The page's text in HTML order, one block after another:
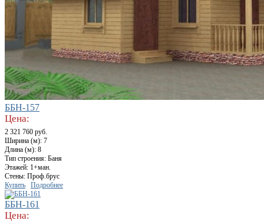
ББН-157
Цена:
2 321 760 руб.
Ширина (м): 7
Длина (м): 8
Тип строения: Баня
Этажей: 1+ман.
Стены: Проф.брус
Купить
Подробнее
ББН-161
Цена: